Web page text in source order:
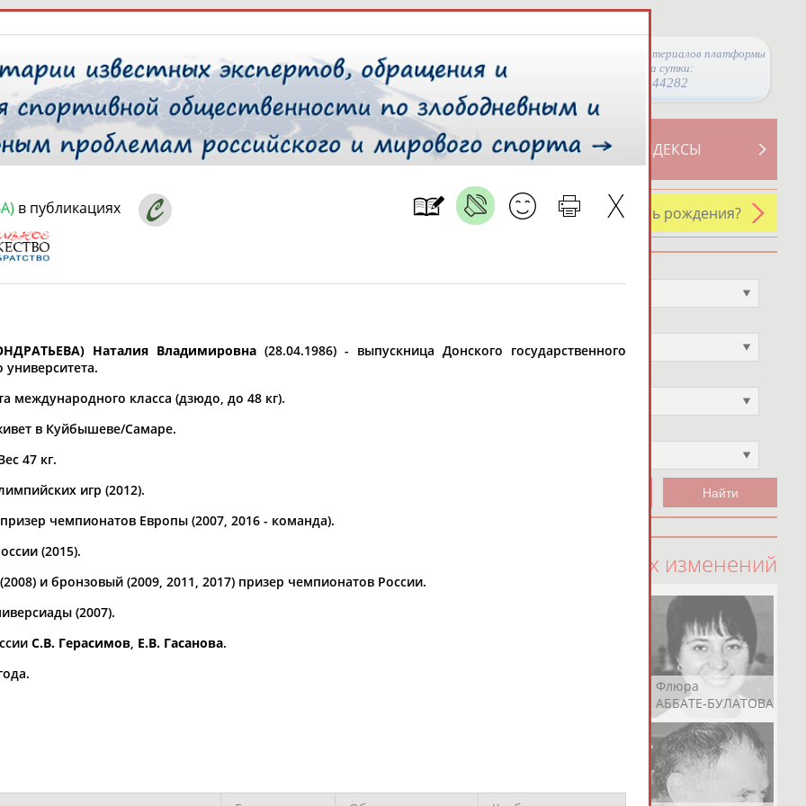
Просмотры материалов платформы
за сутки:
44282
СВОДНЫЕ ИНДЕКСЫ
ТАБЛО АКТИВНОСТИ
РЕСУРСНАЯ ПЛОЩАДКА
У кого сегодня день рождения?
проживания
рождения
чч мм
Не выбран
100 последних изменений
Флюра
АББАТЕ-БУЛАТОВА
в публикациях
Наталия Владимировна (28.04.1986) - выпускница Донского государственного
университета.
международного класса (дзюдо, до 48 кг).
в Куйбышеве/Самаре.
47 кг.
игр (2012).
чемпионатов Европы (2007, 2016 - команда).
(2015).
и бронзовый (2009, 2011, 2017) призер чемпионатов России.
(2007).
С.В. Герасимов Е.В. Гасанова.